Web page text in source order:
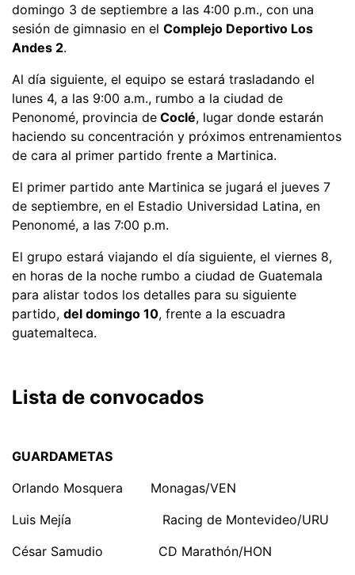
domingo 3 de septiembre a las 4:00 p.m., con una
sesión de gimnasio en el Complejo Deportivo Los
Andes 2.
Al día siguiente, el equipo se estará trasladando el
lunes 4, a las 9:00 a.m., rumbo a la ciudad de
Penonomé, provincia de Coclé, lugar donde estarán
haciendo su concentración y próximos entrenamientos
de cara al primer partido frente a Martinica.
El primer partido ante Martinica se jugará el jueves 7
de septiembre, en el Estadio Universidad Latina, en
Penonomé, a las 7:00 p.m.
El grupo estará viajando el día siguiente, el viernes 8,
en horas de la noche rumbo a ciudad de Guatemala
para alistar todos los detalles para su siguiente
partido, del domingo 10, frente a la escuadra
guatemalteca.
Lista de convocados
GUARDAMETAS
Orlando Mosquera Monagas/VEN
Luis Mejía Racing de Montevideo/URU
César Samudio CD Marathón/HON